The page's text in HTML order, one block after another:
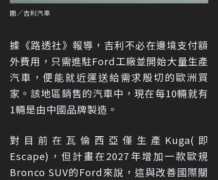
圖／吉利汽車
據《路透社》報導，吉利不必在邊境支付額
外費用，只需進駐Ford工廠並開始大量生產
汽車，便能就近運送給需求殷切的歐洲買
家。該地區銷售的汽車中，現在每10輛就有
1輛是由中國品牌製造。
對目前在瓦倫西亞僅生產Kuga(即
Escape)，但計畫在2027年增加一款歐規
Bronco SUV的Ford來說，這與改善國際關